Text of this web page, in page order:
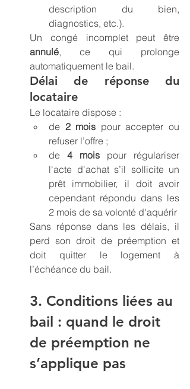
description du bien,
diagnostics, etc.).
annulé, ce qui prolonge
automatiquement le bail.
Délai de réponse du
locataire
Le locataire dispose :
de 2 mois pour accepter ou
refuser l’offre ;
de 4 mois pour régulariser
l'acte d'achat s’il sollicite un
prêt immobilier, il doit avoir
cependant répondu dans les
2 mois de sa volonté d'aquérir
Sans réponse dans les délais, il
perd son droit de préemption et
doit quitter le logement à
l’échéance du bail.
3. Conditions liées au
bail : quand le droit
de préemption ne
s’applique pas